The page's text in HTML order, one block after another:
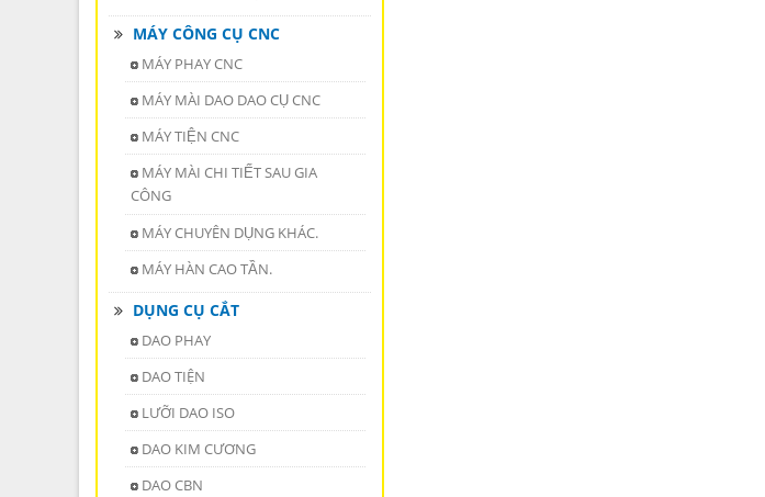
MÁY CÔNG CỤ CNC
MÁY PHAY CNC
MÁY MÀI DAO DAO CỤ CNC
MÁY TIỆN CNC
MÁY MÀI CHI TIẾT SAU GIA
CÔNG
MÁY CHUYÊN DỤNG KHÁC.
MÁY HÀN CAO TẦN.
DỤNG CỤ CẮT
DAO PHAY
DAO TIỆN
LƯỠI DAO ISO
DAO KIM CƯƠNG
DAO CBN